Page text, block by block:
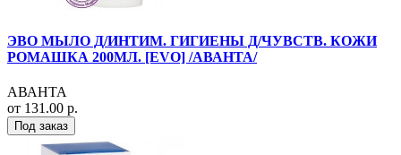
ЭВО МЫЛО Д/ИНТИМ. ГИГИЕНЫ Д/ЧУВСТВ. КОЖИ
РОМАШКА 200МЛ. [EVO] /АВАНТА/
АВАНТА
от 131.00 р.
Под заказ